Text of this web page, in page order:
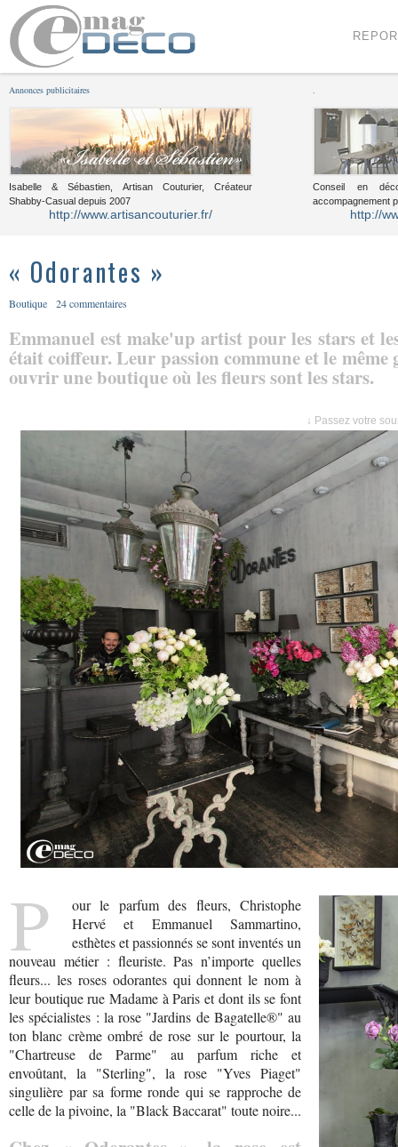
Annonces publicitaires
Isabelle & Sébastien, Artisan Couturier, Créateur
Shabby-Casual depuis 2007
http://www.artisancouturier.fr/
Conseil en
accompagnement
http://
« Odorantes »
Boutique 24 commentaires
Emmanuel est make'up artist pour les stars et
était coiffeur. Leur passion commune et le même
ouvrir une boutique où les fleurs sont les stars.
↓ Passez votre
P
our le parfum des fleurs, Christophe
Hervé et Emmanuel Sammartino,
esthètes et passionnés se sont inventés un
nouveau métier : fleuriste. Pas n’importe quelles
fleurs... les roses odorantes qui donnent le nom à
leur boutique rue Madame à Paris et dont ils se font
les spécialistes : la rose "Jardins de Bagatelle®" au
ton blanc crème ombré de rose sur le pourtour, la
"Chartreuse de Parme" au parfum riche et
envoûtant, la "Sterling", la rose "Yves Piaget"
singulière par sa forme ronde qui se rapproche de
celle de la pivoine, la "Black Baccarat" toute noire...